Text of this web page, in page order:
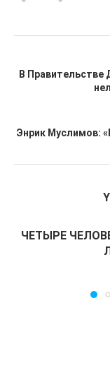
В Правительстве
Энрик Муслимов:
ЧЕТЫРЕ